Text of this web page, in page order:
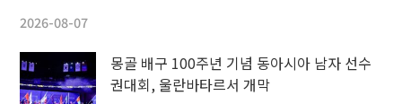
2026-08-07
몽골 배구 100주년 기념 동아시아 남자 선수
권대회, 울란바타르서 개막